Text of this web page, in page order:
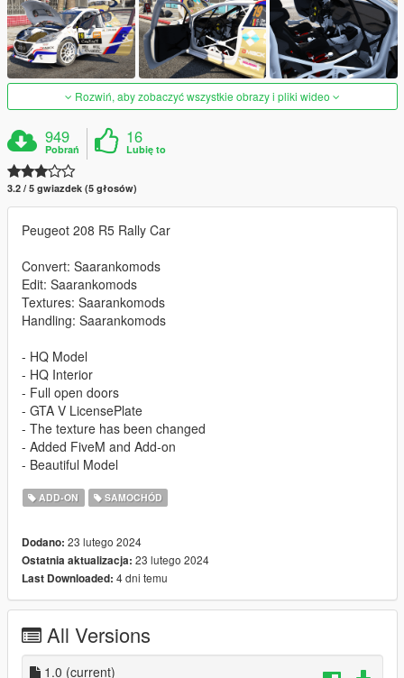
Rozwiń, aby zobaczyć wszystkie obrazy i pliki wideo
949
Pobrań
16
Lubię to
3.2 / 5 gwiazdek (5 głosów)
Peugeot 208 R5 Rally Car
Convert: Saarankomods
Edit: Saarankomods
Textures: Saarankomods
Handling: Saarankomods
- HQ Model
- HQ Interior
- Full open doors
- GTA V LicensePlate
- The texture has been changed
- Added FiveM and Add-on
- Beautiful Model
ADD-ON SAMOCHÓD
Dodano: 23 lutego 2024
Ostatnia aktualizacja: 23 lutego 2024
Last Downloaded: 4 dni temu
All Versions
1.0 (current)